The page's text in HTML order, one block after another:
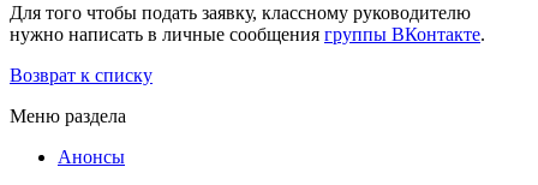
Для того чтобы подать заявку, классному руководителю
нужно написать в личные сообщения группы ВКонтакте.
Возврат к списку
Меню раздела
Анонсы